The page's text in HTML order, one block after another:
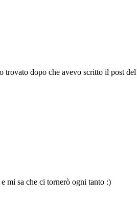
trovato dopo che avevo scritto il post
mi sa che ci tornerò ogni tanto :)